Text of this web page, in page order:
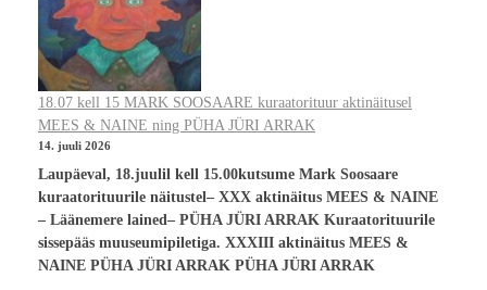
18.07 kell 15 MARK SOOSAARE kuraatorituur aktinäitusel
MEES & NAINE ning PÜHA JÜRI ARRAK
14. juuli 2026
Laupäeval, 18.juulil kell 15.00kutsume Mark Soosaare
kuraatorituurile näitustel– XXX aktinäitus MEES & NAINE
– Läänemere lained– PÜHA JÜRI ARRAK Kuraatorituurile
sissepääs muuseumipiletiga. XXXIII aktinäitus MEES &
NAINE PÜHA JÜRI ARRAK PÜHA JÜRI ARRAK